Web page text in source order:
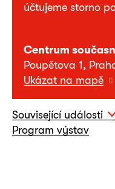
účtujeme storno
Centrum
Poupětova 1,
Ukázat na mapě
Související události
Program výstav